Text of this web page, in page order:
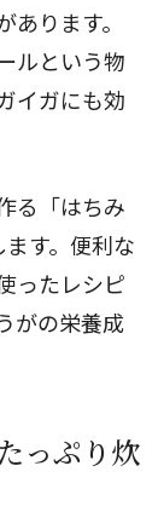
ります。
ルという物
イガにも効
る「はちみ
す。便利な
ったレシピ
がの栄養成
っぷり炊